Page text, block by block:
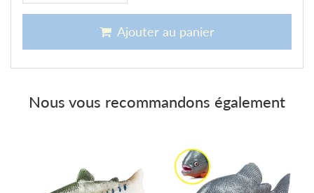
Ajouter au panier
Nous vous recommandons également